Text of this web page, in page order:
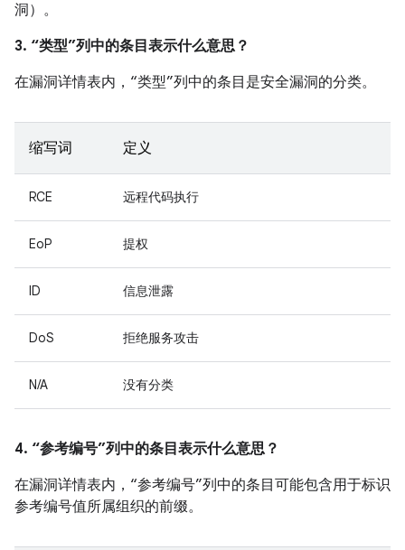
洞）。
3. “类型”列中的条目表示什么意思？
在漏洞详情表内，“类型”列中的条目是安全漏洞的分类。
缩写词 定义
RCE 远程代码执行
EoP 提权
ID 信息泄露
DoS 拒绝服务攻击
N/A 没有分类
4. “参考编号”列中的条目表示什么意思？
在漏洞详情表内，“参考编号”列中的条目可能包含用于标识
参考编号值所属组织的前缀。